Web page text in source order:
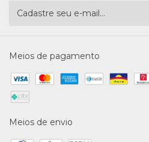
Meios de pagamento
Meios de envio